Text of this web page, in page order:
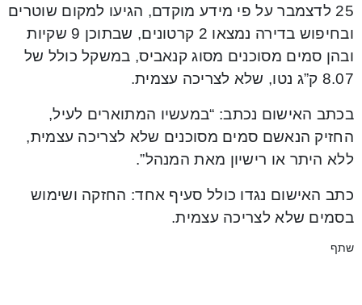
25 לדצמבר על פי מידע מוקדם, הגיעו למקום שוטרים
ובחיפוש בדירה נמצאו 2 קרטונים, שבתוכן 9 שקיות
ובהן סמים מסוכנים מסוג קנאביס, במשקל כולל של
8.07 ק”ג נטו, שלא לצריכה עצמית.
בכתב האישום נכתב: “במעשיו המתוארים לעיל,
החזיק הנאשם סמים מסוכנים שלא לצריכה עצמית,
ללא היתר או רישיון מאת המנהל”.
כתב האישום נגדו כולל סעיף אחד: החזקה ושימוש
בסמים שלא לצריכה עצמית.
שתף